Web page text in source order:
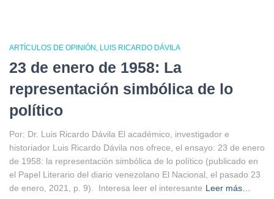
ARTÍCULOS DE OPINIÓN LUIS RICARDO DÁVILA
23 de enero de 1958: La
representación simbólica de lo
político
Por: Dr. Luis Ricardo Dávila El académico, investigador e
historiador Luis Ricardo Dávila nos ofrece, el ensayo: 23 de enero
de 1958: la representación simbólica de lo político (publicado en
el Papel Literario del diario venezolano El Nacional, el pasado 23
de enero, 2021, p. 9). Interesa leer el interesante Leer más…